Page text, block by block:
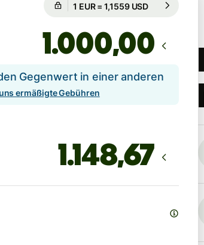
Garantiert für 73 Std.
,00
Gegenwert in einer anderen
ermäßigte Gebühren